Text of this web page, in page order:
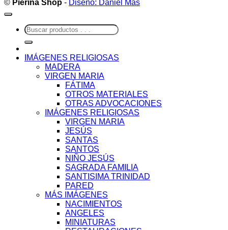
© Pierina Shop - Diseño: Daniel Más
Buscar
por:
IMÁGENES RELIGIOSAS
MADERA
VIRGEN MARIA
FÁTIMA
OTROS MATERIALES
OTRAS ADVOCACIONES
IMÁGENES RELIGIOSAS
VIRGEN MARIA
JESÚS
SANTAS
SANTOS
NIÑO JESÚS
SAGRADA FAMILIA
SANTISIMA TRINIDAD
PARED
MÁS IMÁGENES
NACIMIENTOS
ANGELES
MINIATURAS